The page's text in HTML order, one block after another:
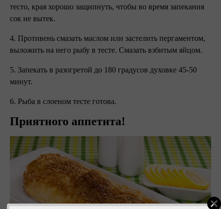
тесто, края хорошо защипнуть, чтобы во время запекания
сок не вытек.
4. Противень смазать маслом или застелить пергаментом,
выложить на него рыбу в тесте. Смазать взбитым яйцом.
5. Запекать в разогретой до 180 градусов духовке 45-50
минут.
6. Рыба в слоеном тесте готова.
Приятного аппетита!